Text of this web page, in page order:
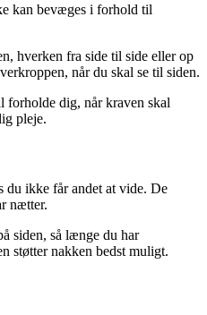
kan bevæges i forhold til
hverken fra side til side eller op
når du skal se til siden.
forholde dig, når kraven skal
pleje.
du ikke får andet at vide. De
nætter.
siden, så længe du har
støtter nakken bedst muligt.